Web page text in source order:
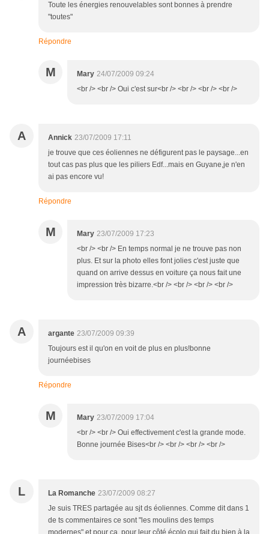
Toute les énergies renouvelables sont bonnes à prendre
"toutes"
Répondre
M Mary 24/07/2009 09:24
<br /> <br /> Oui c'est sur<br /> <br /> <br /> <br />
A Annick 23/07/2009 17:11
je trouve que ces éoliennes ne défigurent pas le paysage...en
tout cas pas plus que les piliers Edf...mais en Guyane,je n'en
ai pas encore vu!
Répondre
M Mary 23/07/2009 17:23
<br /> <br /> En temps normal je ne trouve pas non
plus. Et sur la photo elles font jolies c'est juste que
quand on arrive dessus en voiture ça nous fait une
impression très bizarre.<br /> <br /> <br /> <br />
A argante 23/07/2009 09:39
Toujours est il qu'on en voit de plus en plus!bonne
journéebises
Répondre
M Mary 23/07/2009 17:04
<br /> <br /> Oui effectivement c'est la grande mode.
Bonne journée Bises<br /> <br /> <br /> <br />
L La Romanche 23/07/2009 08:27
Je suis TRES partagée au sjt ds éoliennes. Comme dit dans 1
de ts commentaires ce sont "les moulins des temps
modernes" et pour ça, pour leur côté écolo qui fait du bien à la